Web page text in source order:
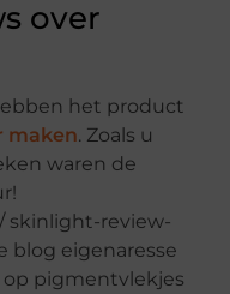
over
het product
maken. Zoals u
waren de
skinlight-review-
blog eigenaresse
pigmentvlekjes